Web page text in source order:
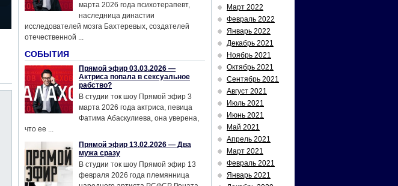
марта 2026 года психотерапевт,
наследница династии
исследователей мозга Бахтеревых, создателей
отечественной ...
СОБЫТИЯ
Прямой эфир 03.03.2026 —
Актриса попала в сексуальное
рабство?
В студии ток шоу Прямой эфир 3
марта 2026 года актриса, певица
Фатима Абаскулиева, она уверена,
что ее ...
Прямой эфир 13.02.2026 — Два
мужа сразу
В студии ток шоу Прямой эфир 13
февраля 2026 года племянница
Март 2022
Февраль 2022
Январь 2022
Декабрь 2021
Ноябрь 2021
Октябрь 2021
Сентябрь 2021
Август 2021
Июль 2021
Июнь 2021
Май 2021
Апрель 2021
Март 2021
Февраль 2021
Январь 2021